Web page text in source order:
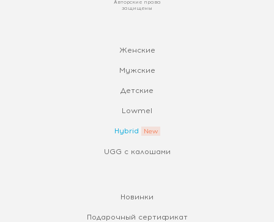
Авторские права
защищены
Женские
Мужские
Детские
Lowmel
Hybrid
UGG с калошами
Новинки
Подарочный сертификат